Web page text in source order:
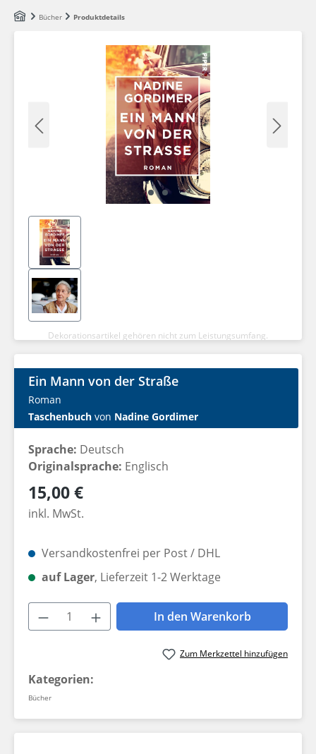
Zum Hauptinhalt springen
Bücher Produktdetails
Dekorationsartikel gehören nicht zum Leistungsumfang.
Ein Mann von der Straße
Roman
Taschenbuch von Nadine Gordimer
Sprache: Deutsch
Originalsprache: Englisch
Regulärer Preis:
15,00 €
inkl. MwSt.
Versandkostenfrei per Post / DHL
auf Lager, Lieferzeit 1-2 Werktage
Produkt Anzahl: Gib den
In den Warenkorb
Zum Merkzettel hinzufügen
Kategorien:
Bücher